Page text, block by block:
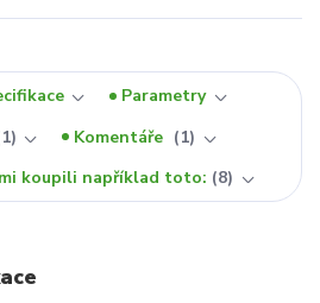
Parametry
1 Komentáře
1
koupili například toto: 8